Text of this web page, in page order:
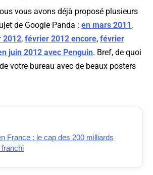
vous avons déjà proposé plusieurs
de Google Panda : en mars 2011 ,
2012, février 2012 encore, février
juin 2012 avec Penguin. Bref, de quoi
votre bureau avec de beaux posters
France : le cap des 200 milliards
franchi